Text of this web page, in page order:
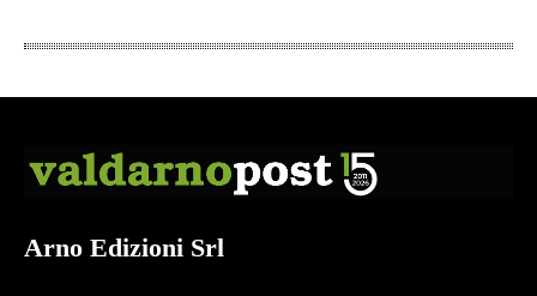
Arno Edizioni Srl